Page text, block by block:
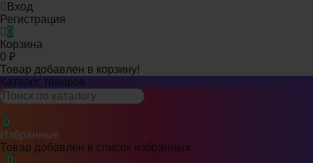
Вход
Регистрация
0
Корзина
0 ₽
Товар добавлен в корзину!
Каталог товаров
0
Избранные
Товар добавлен в список избранных
0